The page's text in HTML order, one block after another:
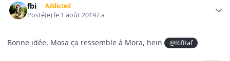
fbi Addicted
Posté(e) le 1 août 20197 a
Bonne idée, Mosa ça ressemble à Mora, hein @RifRaf